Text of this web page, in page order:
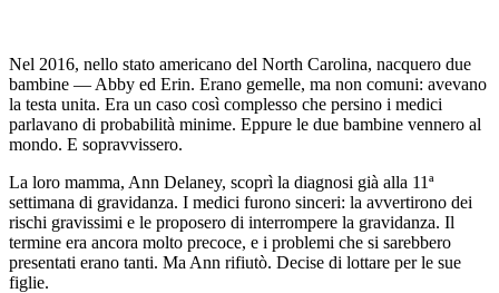
Nel 2016, nello stato americano del North Carolina, nacquero due
bambine — Abby ed Erin. Erano gemelle, ma non comuni: avevano
la testa unita. Era un caso così complesso che persino i medici
parlavano di probabilità minime. Eppure le due bambine vennero al
mondo. E sopravvissero.
La loro mamma, Ann Delaney, scoprì la diagnosi già alla 11ª
settimana di gravidanza. I medici furono sinceri: la avvertirono dei
rischi gravissimi e le proposero di interrompere la gravidanza. Il
termine era ancora molto precoce, e i problemi che si sarebbero
presentati erano tanti. Ma Ann rifiutò. Decise di lottare per le sue
figlie.